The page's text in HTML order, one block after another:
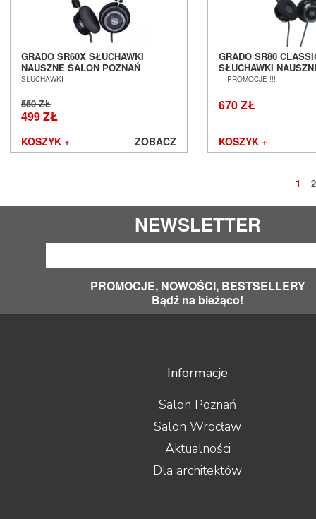
GRADO SR60X SŁUCHAWKI
NAUSZNE SALON POZNAŃ
WROCŁAW
SŁUCHAWKI
550 ZŁ
499 ZŁ
KOSZYK + ZOBACZ
GRADO SR80
SŁUCHAWKI
POZNAŃ WROCŁAW
--- PROMOCJE !!! ---
670 ZŁ
KOSZYK +
1 2
NEWSLETTER
PROMOCJE, NOWOŚCI, BESTSELLERY
Bądź na bieżąco!
Informacje
Salon Poznań
Salon Wrocław
Aktualności
Dla architektów